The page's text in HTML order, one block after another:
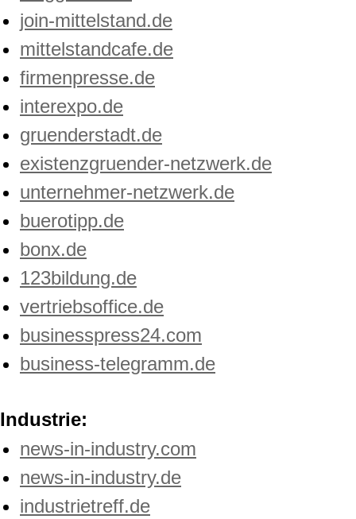
join-mittelstand.de
mittelstandcafe.de
firmenpresse.de
interexpo.de
gruenderstadt.de
existenzgruender-netzwerk.de
unternehmer-netzwerk.de
buerotipp.de
bonx.de
123bildung.de
vertriebsoffice.de
businesspress24.com
business-telegramm.de
Industrie:
news-in-industry.com
news-in-industry.de
industrietreff.de